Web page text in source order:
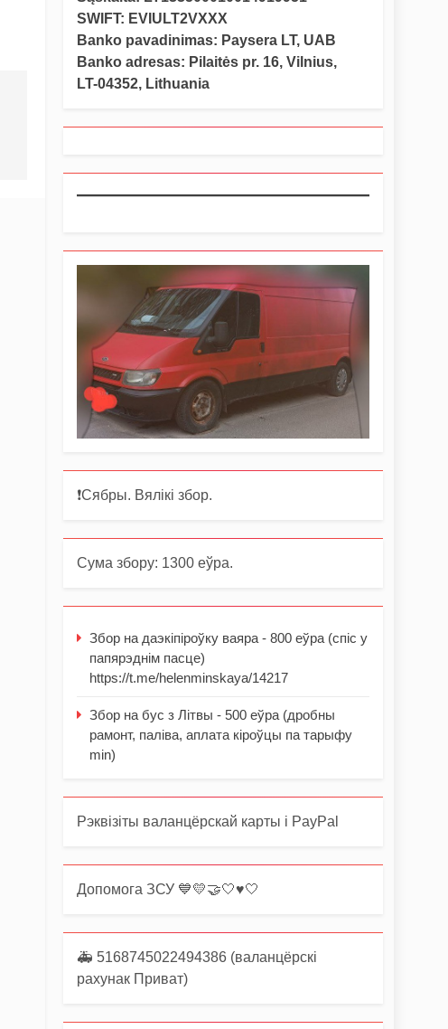
SWIFT: EVIULT2VXXX
Banko pavadinimas: Paysera LT, UAB
Banko adresas: Pilaitės pr. 16, Vilnius,
LT-04352, Lithuania
❗️Сябры. Вялікі збор.
Сума збору: 1300 еўра.
Збор на даэкіпіроўку ваяра - 800 еўра (спіс у
папярэднім пасце)
https://t.me/helenminskaya/14217
Збор на бус з Літвы - 500 еўра (дробны
рамонт, паліва, аплата кіроўцы па тарыфу
min)
Рэквізіты валанцёрскай карты і PayPal
Допомога ЗСУ 💙💛🤝🤍♥️🤍
🚑 5168745022494386 (валанцёрскі
рахунак Приват)